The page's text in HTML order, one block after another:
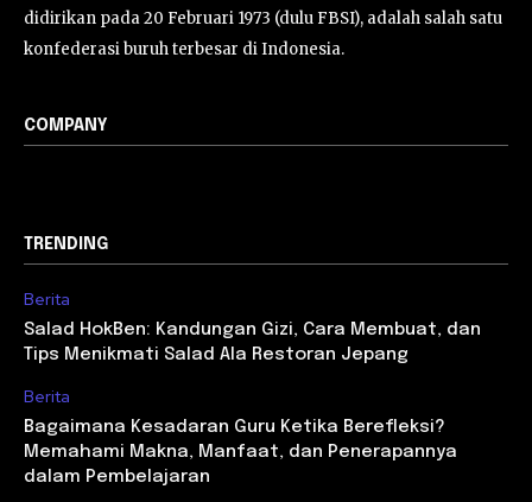
didirikan pada 20 Februari 1973 (dulu FBSI), adalah salah satu
konfederasi buruh terbesar di Indonesia.
COMPANY
TRENDING
Berita
Salad HokBen: Kandungan Gizi, Cara Membuat, dan
Tips Menikmati Salad Ala Restoran Jepang
Berita
Bagaimana Kesadaran Guru Ketika Berefleksi?
Memahami Makna, Manfaat, dan Penerapannya
dalam Pembelajaran